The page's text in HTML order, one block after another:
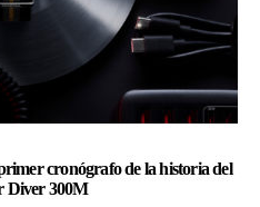
cronógrafo de la historia del
Diver 300M